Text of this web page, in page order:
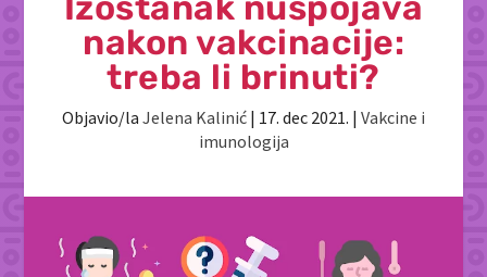
nakon vakcinacije:
treba li brinuti?
Objavio/la Jelena Kalinić | 17. dec 2021. | Vakcine i
imunologija